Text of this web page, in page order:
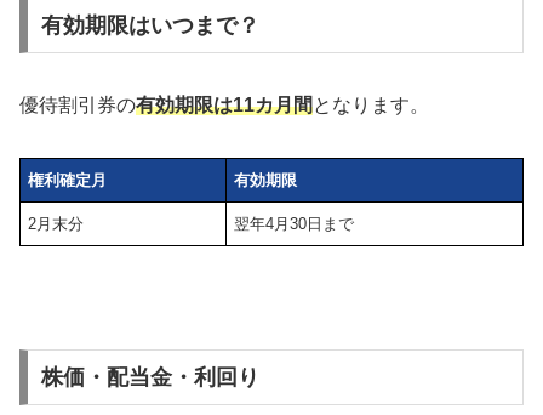
有効期限はいつまで？
優待割引券の有効期限は11カ月間となります。
権利確定月 有効期限
2月末分 翌年4月30日まで
株価・配当金・利回り